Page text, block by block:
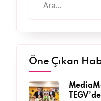
Öne Çıkan